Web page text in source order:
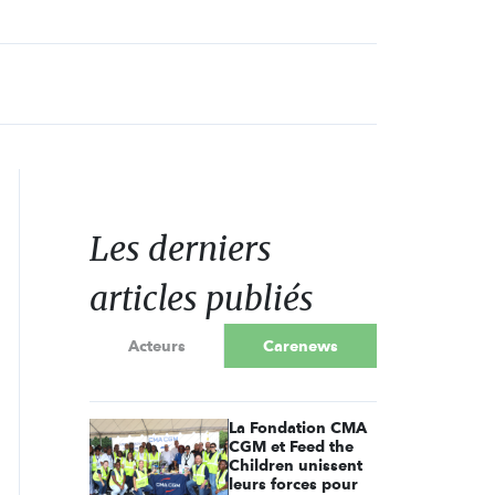
Les derniers
articles publiés
Acteurs Carenews
La Fondation CMA
CGM et Feed the
Children unissent
leurs forces pour